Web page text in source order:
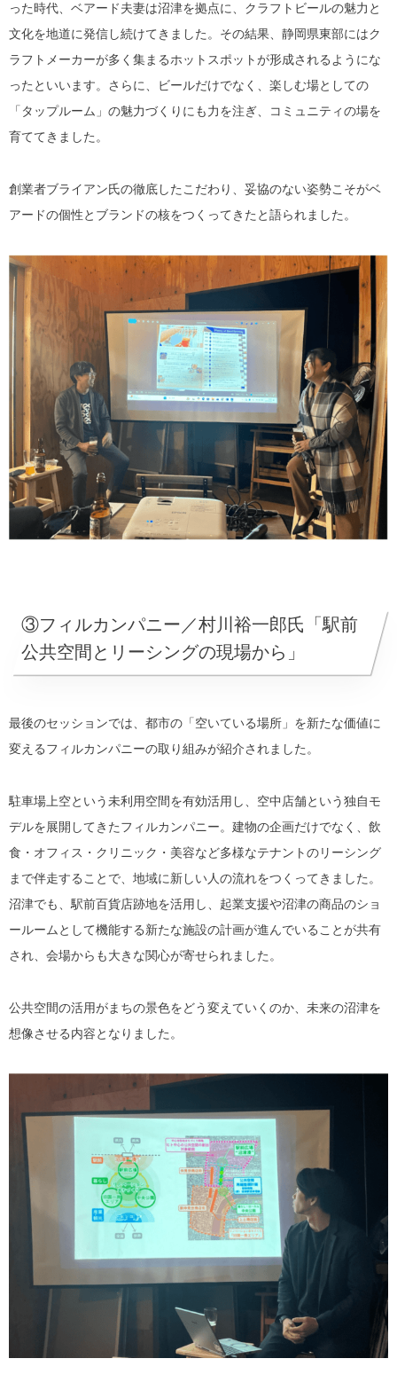
った時代、ベアード夫妻は沼津を拠点に、クラフトビールの魅力と
文化を地道に発信し続けてきました。その結果、静岡県東部にはク
ラフトメーカーが多く集まるホットスポットが形成されるようにな
ったといいます。さらに、ビールだけでなく、楽しむ場としての
「タップルーム」の魅力づくりにも力を注ぎ、コミュニティの場を
育ててきました。
創業者ブライアン氏の徹底したこだわり、妥協のない姿勢こそがベ
アードの個性とブランドの核をつくってきたと語られました。
③フィルカンパニー／村川裕一郎氏「駅前
公共空間とリーシングの現場から」
最後のセッションでは、都市の「空いている場所」を新たな価値に
変えるフィルカンパニーの取り組みが紹介されました。
駐車場上空という未利用空間を有効活用し、空中店舗という独自モ
デルを展開してきたフィルカンパニー。建物の企画だけでなく、飲
食・オフィス・クリニック・美容など多様なテナントのリーシング
まで伴走することで、地域に新しい人の流れをつくってきました。
沼津でも、駅前百貨店跡地を活用し、起業支援や沼津の商品のショ
ールームとして機能する新たな施設の計画が進んでいることが共有
され、会場からも大きな関心が寄せられました。
公共空間の活用がまちの景色をどう変えていくのか、未来の沼津を
想像させる内容となりました。